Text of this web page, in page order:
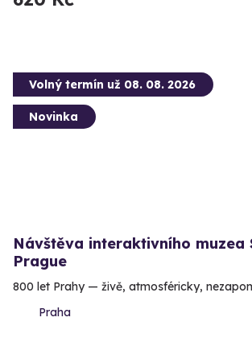
Volný termín už 08. 08. 2026
Novinka
Návštěva interaktivního muzea
Prague
800 let Prahy — živě, atmosféricky,
Praha